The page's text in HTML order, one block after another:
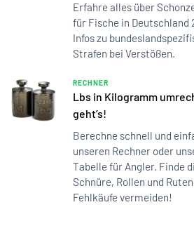
Erfahre alles über
für Fische in
Infos zu
Strafen bei Verstößen.
RECHNER
Lbs in Kilogramm
geht’s!
Berechne schnell und
unseren Rechner oder
Tabelle für Angler. Finde
Schnüre, Rollen und
Fehlkäufe vermeiden!